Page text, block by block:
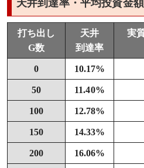
天井到達率・平均投資金額
打ち出し
G数
天井
到達率
実
0 10.17%
50 11.40%
100 12.78%
150 14.33%
200 16.06%